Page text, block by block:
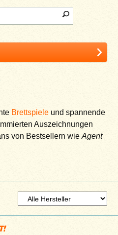
Brettspiele und spannende
Auszeichnungen
von Bestsellern wieAgent